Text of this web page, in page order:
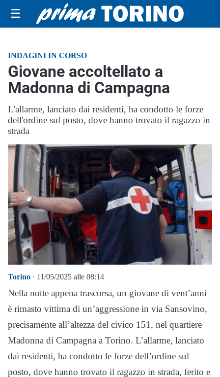
☰
INDAGINI IN CORSO
Giovane accoltellato a
Madonna di Campagna
L'allarme, lanciato dai residenti, ha condotto le forze
dell'ordine sul posto, dove hanno trovato il ragazzo in
strada
Torino · 11/05/2025 alle 08:14
Nella notte appena trascorsa, un giovane di vent’anni
è rimasto vittima di un’aggressione in via Sansovino,
precisamente all’altezza del civico 151, nel quartiere
Madonna di Campagna a Torino. L’allarme, lanciato
dai residenti, ha condotto le forze dell’ordine sul
posto, dove hanno trovato il ragazzo in strada, ferito e